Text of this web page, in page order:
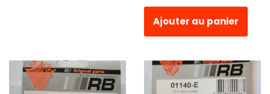
Ajouter au panier